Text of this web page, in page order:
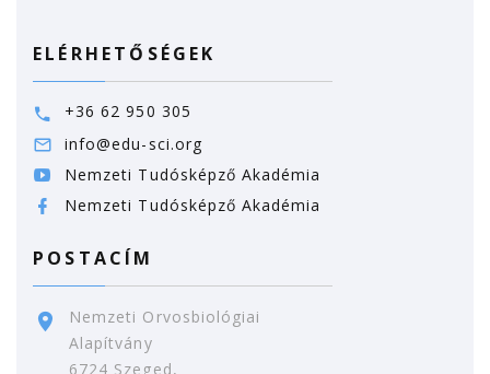
ELÉRHETŐSÉGEK
+36 62 950 305
info@edu-sci.org
Nemzeti Tudósképző Akadémia
Nemzeti Tudósképző Akadémia
POSTACÍM
Nemzeti Orvosbiológiai
Alapítvány
6724 Szeged,